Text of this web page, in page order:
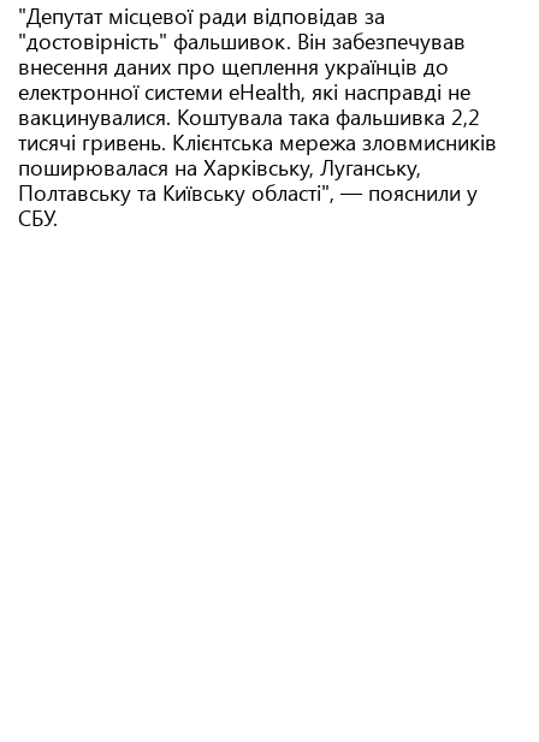
"Депутат місцевої ради відповідав за
"достовірність" фальшивок. Він забезпечував
внесення даних про щеплення українців до
електронної системи eHealth, які насправді не
вакцинувалися. Коштувала така фальшивка 2,2
тисячі гривень. Клієнтська мережа зловмисників
поширювалася на Харківську, Луганську,
Полтавську та Київську області", — пояснили у
СБУ.